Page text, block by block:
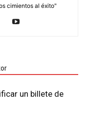
cimientos al éxito"
un billete de